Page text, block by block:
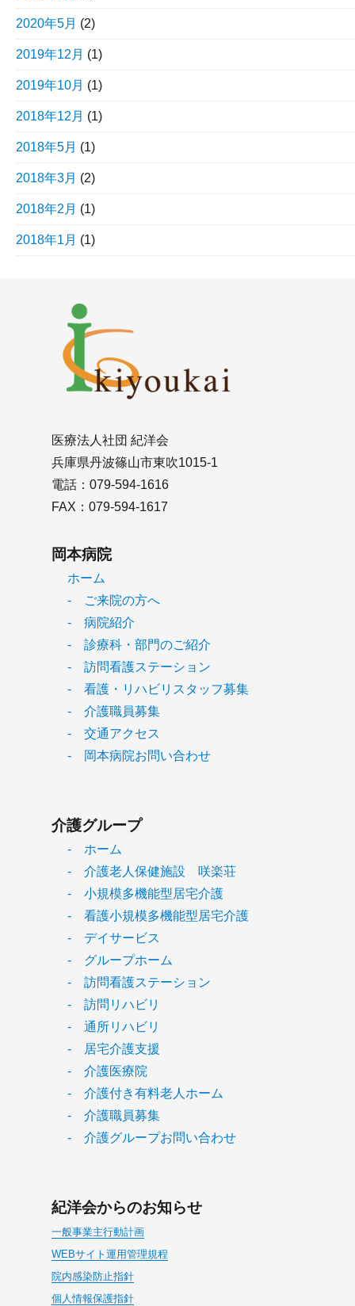
2020年5月 (2)
2019年12月 (1)
2019年10月 (1)
2018年12月 (1)
2018年5月 (1)
2018年3月 (2)
2018年2月 (1)
2018年1月 (1)
医療法人社団 紀洋会
兵庫県丹波篠山市東吹1015-1
電話：079-594-1616
FAX：079-594-1617
岡本病院
ホーム
- ご来院の方へ
- 病院紹介
- 診療科・部門のご紹介
- 訪問看護ステーション
- 看護・リハビリスタッフ募集
- 介護職員募集
- 交通アクセス
- 岡本病院お問い合わせ
介護グループ
- ホーム
- 介護老人保健施設 咲楽荘
- 小規模多機能型居宅介護
- 看護小規模多機能型居宅介護
- デイサービス
- グループホーム
- 訪問看護ステーション
- 訪問リハビリ
- 通所リハビリ
- 居宅介護支援
- 介護医療院
- 介護付き有料老人ホーム
- 介護職員募集
- 介護グループお問い合わせ
紀洋会からのお知らせ
一般事業主行動計画
WEBサイト運用管理規程
院内感染防止指針
個人情報保護指針